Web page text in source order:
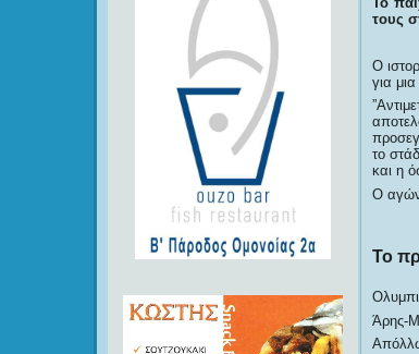
τους
Ο
για
το
και η
Ο
Το
Άρης-